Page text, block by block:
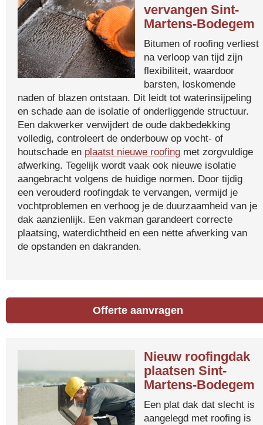
vervangen Sint-
Martens-Bodegem
Bitumen of roofing verliest
na verloop van tijd zijn
flexibiliteit, waardoor
barsten, loskomende
naden of blazen ontstaan. Dit leidt tot waterinsijpeling
en schade aan de isolatie of onderliggende structuur.
Een dakwerker verwijdert de oude dakbedekking
volledig, controleert de onderbouw op vocht- of
houtschade en plaatst nieuwe roofing met zorgvuldige
afwerking. Tegelijk wordt vaak ook nieuwe isolatie
aangebracht volgens de huidige normen. Door tijdig
een verouderd roofingdak te vervangen, vermijd je
vochtproblemen en verhoog je de duurzaamheid van je
dak aanzienlijk. Een vakman garandeert correcte
plaatsing, waterdichtheid en een nette afwerking van
de opstanden en dakranden.
Offerte aanvragen
Nieuw roofingdak
plaatsen Sint-
Martens-Bodegem
Een plat dak dat slecht is
aangelegd met roofing is